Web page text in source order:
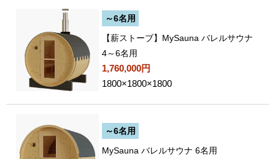
～6名用
【薪ストーブ】MySauna バレルサウナ
4～6名用
1,760,000円
1800×1800×1800
～6名用
MySauna バレルサウナ 6名用